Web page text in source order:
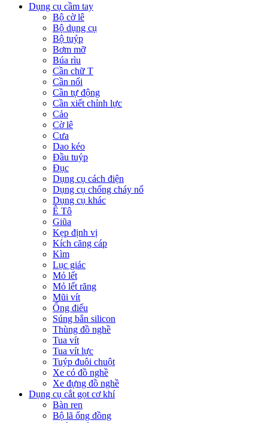
Dụng cụ cầm tay
Bộ cờ lê
Bộ dụng cụ
Bộ tuýp
Bơm mỡ
Búa rìu
Cần chữ T
Cần nối
Cần tự động
Cần xiết chỉnh lực
Cảo
Cờ lê
Cưa
Dao kéo
Đầu tuýp
Đục
Dụng cụ cách điện
Dụng cụ chống cháy nổ
Dụng cụ khác
Ê Tô
Giũa
Kẹp định vị
Kích căng cáp
Kìm
Lục giác
Mỏ lết
Mỏ lết răng
Mũi vít
Ống điếu
Súng bắn silicon
Thùng đồ nghề
Tua vít
Tua vít lực
Tuýp đuôi chuột
Xe có đồ nghề
Xe đựng đồ nghề
Dụng cụ cắt gọt cơ khí
Bàn ren
Bộ lã ống đồng